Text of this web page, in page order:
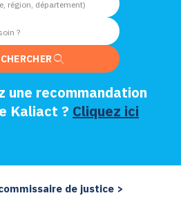
une recommandation
Kaliact ? Cliquez ici
de justice >